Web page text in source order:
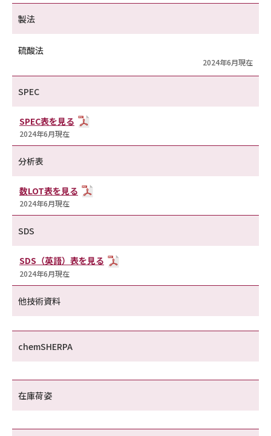
製法
硫酸法
2024年6月現在
SPEC
SPEC表を見る
2024年6月現在
分析表
数LOT表を見る
2024年6月現在
SDS
SDS（英語）表を見る
2024年6月現在
他技術資料
chemSHERPA
在庫荷姿